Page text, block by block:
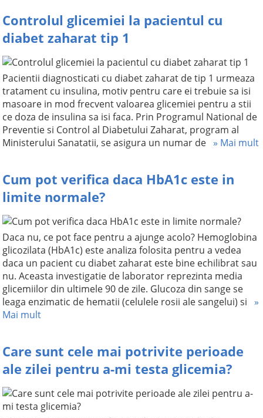
Controlul glicemiei la pacientul cu
diabet zaharat tip 1
Pacientii diagnosticati cu diabet zaharat de tip 1 urmeaza
tratament cu insulina, motiv pentru care ei trebuie sa isi
masoare in mod frecvent valoarea glicemiei pentru a stii
ce doza de insulina sa isi faca. Prin Programul National de
Preventie si Control al Diabetului Zaharat, program al
Ministerului Sanatatii, se asigura un numar de » Mai mult
Cum pot verifica daca HbA1c este in
limite normale?
Daca nu, ce pot face pentru a ajunge acolo? Hemoglobina
glicozilata (HbA1c) este analiza folosita pentru a vedea
daca un pacient cu diabet zaharat este bine echilibrat sau
nu. Aceasta investigatie de laborator reprezinta media
glicemiilor din ultimele 90 de zile. Glucoza din sange se
leaga enzimatic de hematii (celulele rosii ale sangelui) si »
Mai mult
Care sunt cele mai potrivite perioade
ale zilei pentru a-mi testa glicemia?